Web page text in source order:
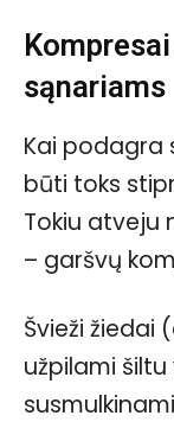
sąnariams
Kai podagra
būti toks
Tokiu atveju
– garšvų
Švieži žiedai
užpilami